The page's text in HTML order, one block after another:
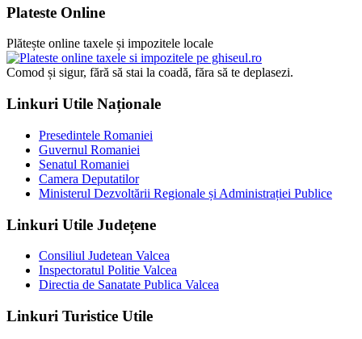
Plateste Online
Plătește online taxele și impozitele locale
Comod și sigur, fără să stai la coadă, făra să te deplasezi.
Linkuri Utile Naționale
Presedintele Romaniei
Guvernul Romaniei
Senatul Romaniei
Camera Deputatilor
Ministerul Dezvoltării Regionale și Administrației Publice
Linkuri Utile Județene
Consiliul Judetean Valcea
Inspectoratul Politie Valcea
Directia de Sanatate Publica Valcea
Linkuri Turistice Utile